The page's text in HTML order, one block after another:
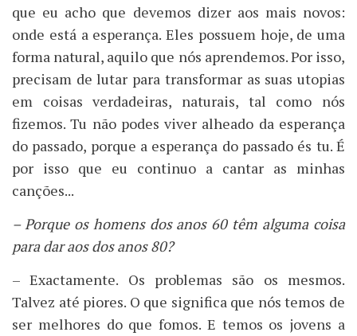
que eu acho que devemos dizer aos mais novos:
onde está a esperança. Eles possuem hoje, de uma
forma natural, aquilo que nós aprendemos. Por isso,
precisam de lutar para transformar as suas utopias
em coisas verdadeiras, naturais, tal como nós
fizemos. Tu não podes viver alheado da esperança
do passado, porque a esperança do passado és tu. É
por isso que eu continuo a cantar as minhas
canções...
– Porque os homens dos anos 60 têm alguma coisa
para dar aos dos anos 80?
– Exactamente. Os problemas são os mesmos.
Talvez até piores. O que significa que nós temos de
ser melhores do que fomos. E temos os jovens a